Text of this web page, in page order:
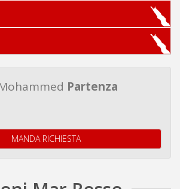
Partenza
MANDA RICHIESTA